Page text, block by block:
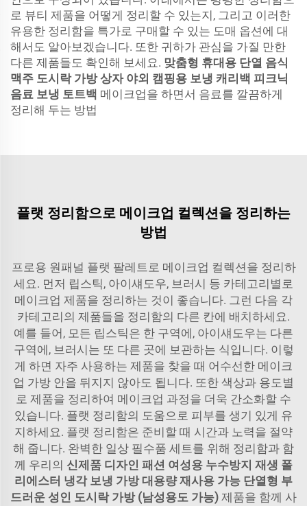
로 뷰티 제품을 어떻게 정리할 수 있는지, 그리고 이러한
유용한 정리함을 특가로 구매할 수 있는 도매 옵션에 대
해서도 알아보겠습니다. 또한 귀하가 관심을 가질 만한
다른 제품들도 확인해 보세요. 맞춤형 휴대용 단열 음식
맥주 도시락 가방 상자 야외 캠핑용 보냉 캐리백 피크닉
음료 보냉 토트백 메이크업을 하면서 음료를 깔끔하게
정리해 두는 방법
플랫 정리함으로 메이크업 컬렉션을 정리하는
방법
프로용 원패널 플랫 팔레트로 메이크업 컬렉션을 정리하
세요. 먼저 립스틱, 아이섀도우, 브러시 등 카테고리별로
메이크업 제품을 정리하는 것이 좋습니다. 그런 다음 각
카테고리의 제품들을 정리함의 다른 칸에 배치하세요.
예를 들어, 모든 립스틱은 한 구역에, 아이섀도우는 다른
구역에, 브러시는 또 다른 곳에 보관하는 식입니다. 이렇
게 하면 자주 사용하는 제품을 찾을 때 어수선한 메이크
업 가방 안을 뒤지지 않아도 됩니다. 또한 색상과 용도별
로 제품을 정리하여 메이크업 과정을 더욱 간소화할 수
있습니다. 플랫 정리함의 도움으로 피부를 생기 있게 유
지하세요. 플랫 정리함은 준비할 때 시간과 노력을 절약
해 줍니다. 완벽한 일상 필수품 세트를 위해 정리함과 함
께 우리의 신제품 디자인 패션 여성용 누수방지 재생 폴
리에스터 냉각 보냉 가방 대용량 재사용 가능 단열형 부
드러운 성인 도시락 가방 (남성용도 가능) 제품을 함께 사